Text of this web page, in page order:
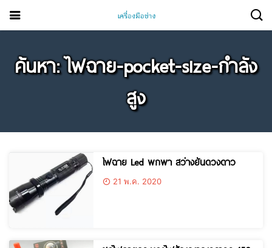
ค้นหา: ไฟฉาย-pocket-size-กำลัง
สูง
ไฟฉาย Led พกพา สว่างยันดวงดาว
21 พ.ค. 2020